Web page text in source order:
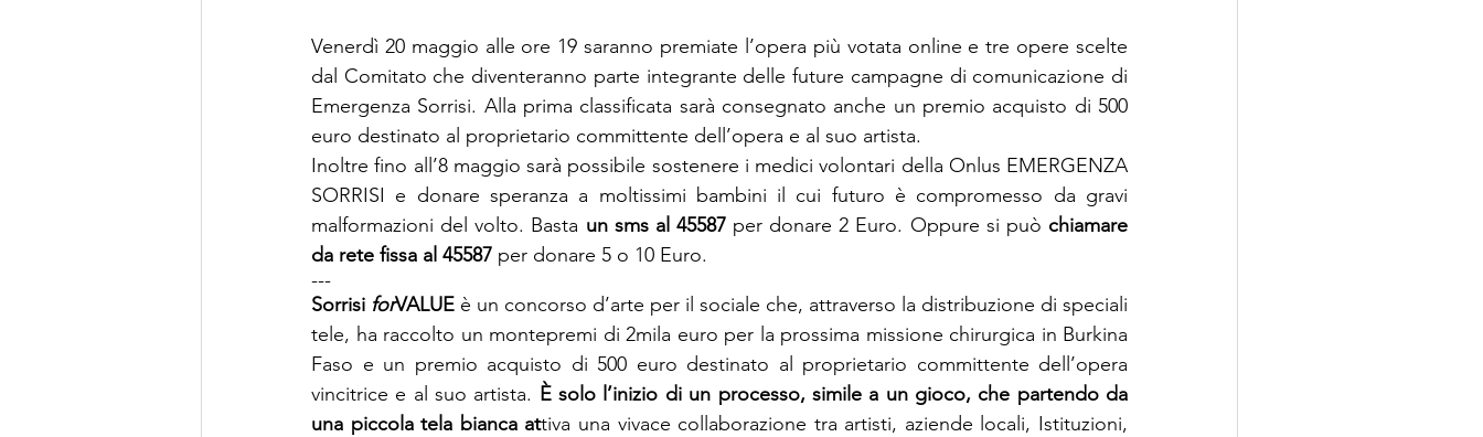
Venerdì 20 maggio alle ore 19 saranno premiate l’opera più votata online e tre opere scelte
dal Comitato che diventeranno parte integrante delle future campagne di comunicazione di
Emergenza Sorrisi. Alla prima classificata sarà consegnato anche un premio acquisto di 500
euro destinato al proprietario committente dell’opera e al suo artista.
Inoltre fino all’8 maggio sarà possibile sostenere i medici volontari della Onlus EMERGENZA
SORRISI e donare speranza a moltissimi bambini il cui futuro è compromesso da gravi
malformazioni del volto. Basta un sms al 45587 per donare 2 Euro. Oppure si può chiamare
da rete fissa al 45587 per donare 5 o 10 Euro.
---
Sorrisi forVALUE è un concorso d’arte per il sociale che, attraverso la distribuzione di speciali
tele, ha raccolto un montepremi di 2mila euro per la prossima missione chirurgica in Burkina
Faso e un premio acquisto di 500 euro destinato al proprietario committente dell’opera
vincitrice e al suo artista. È solo l’inizio di un processo, simile a un gioco, che partendo da
una piccola tela bianca attiva una vivace collaborazione tra artisti, aziende locali, Istituzioni,